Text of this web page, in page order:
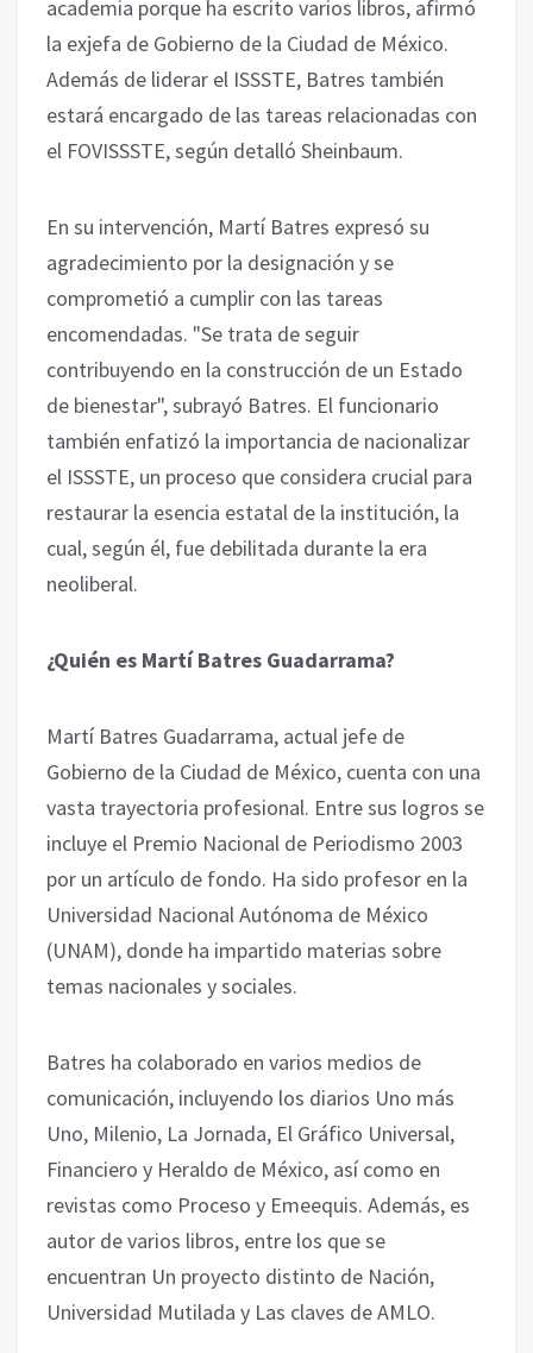
academia porque ha escrito varios libros, afirmó
la exjefa de Gobierno de la Ciudad de México.
Además de liderar el ISSSTE, Batres también
estará encargado de las tareas relacionadas con
el FOVISSSTE, según detalló Sheinbaum.
En su intervención, Martí Batres expresó su
agradecimiento por la designación y se
comprometió a cumplir con las tareas
encomendadas. "Se trata de seguir
contribuyendo en la construcción de un Estado
de bienestar", subrayó Batres. El funcionario
también enfatizó la importancia de nacionalizar
el ISSSTE, un proceso que considera crucial para
restaurar la esencia estatal de la institución, la
cual, según él, fue debilitada durante la era
neoliberal.
¿Quién es Martí Batres Guadarrama?
Martí Batres Guadarrama, actual jefe de
Gobierno de la Ciudad de México, cuenta con una
vasta trayectoria profesional. Entre sus logros se
incluye el Premio Nacional de Periodismo 2003
por un artículo de fondo. Ha sido profesor en la
Universidad Nacional Autónoma de México
(UNAM), donde ha impartido materias sobre
temas nacionales y sociales.
Batres ha colaborado en varios medios de
comunicación, incluyendo los diarios Uno más
Uno, Milenio, La Jornada, El Gráfico Universal,
Financiero y Heraldo de México, así como en
revistas como Proceso y Emeequis. Además, es
autor de varios libros, entre los que se
encuentran Un proyecto distinto de Nación,
Universidad Mutilada y Las claves de AMLO.